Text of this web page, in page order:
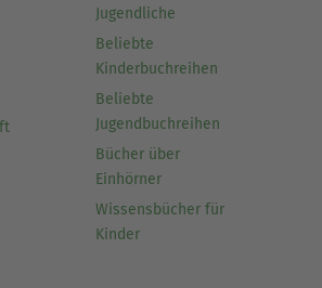
Jugendliche
Beliebte
Kinderbuchreihen
Beliebte
Jugendbuchreihen
Bücher über
Einhörner
Wissensbücher für
Kinder